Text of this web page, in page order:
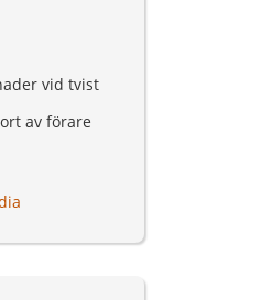
vid tvist
av förare